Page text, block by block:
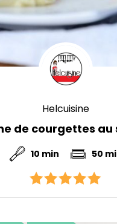
Helcuisine
de courgettes au
10 min 50